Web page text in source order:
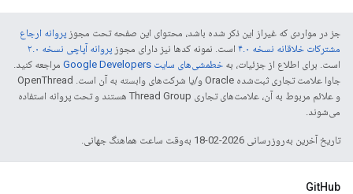
جز در مواردی که غیراز این ذکر شده باشد، محتوای این صفحه تحت مجوز پروانه ارجاع
مشترکات خلاقانه نسخه ۴.۰
است. نمونه کدها نیز دارای مجوز پروانه آپاچی نسخه ۲.۰
است. برای اطلاع از جزئیات، به خطمشی‌های سایت Google Developers‏
مراجعه کنید.
جاوا علامت تجاری ثبت‌شده Oracle و/یا شرکت‌های وابسته به آن است. ‫OpenThread
و علائم مربوط به آن، علامت‌های تجاری Thread Group هستند و تحت پروانه استفاده
می‌شوند.
تاریخ آخرین به‌روزرسانی 2026-02-18 به‌وقت ساعت هماهنگ جهانی.
GitHub